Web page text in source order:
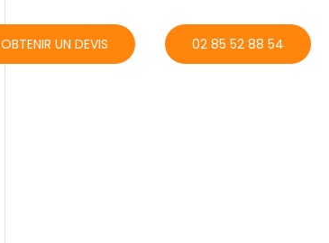
OBTENIR UN DEVIS 02 85 52 88 54